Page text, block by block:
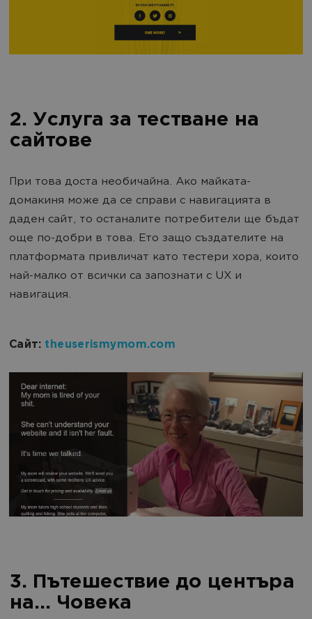
2. Услуга за тестване на
сайтове
При това доста необичайна. Ако майката-
домакиня може да се справи с навигацията в
даден сайт, то останалите потребители ще бъдат
още по-добри в това. Ето защо създателите на
платформата привличат като тестери хора, които
най-малко от всички са запознати с UX и
навигация.
Сайт: theuserismymom.com
3. Пътешествие до центъра
на... Човека